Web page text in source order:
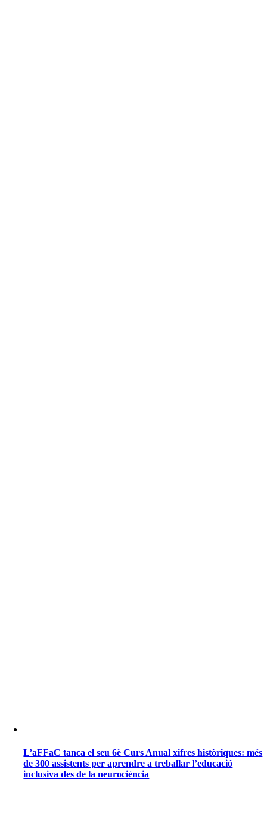
L’aFFaC tanca el seu 6è Curs Anual xifres històriques: més
de 300 assistents per aprendre a treballar l’educació
inclusiva des de la neurociència